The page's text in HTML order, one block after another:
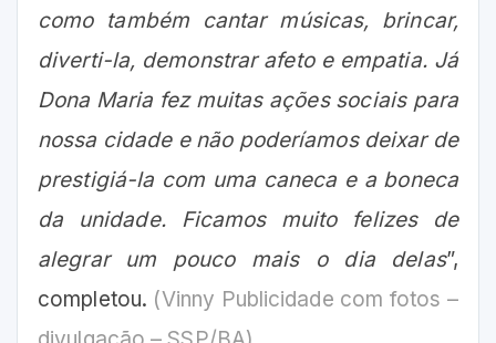
como também cantar músicas, brincar,
diverti-la, demonstrar afeto e empatia. Já
Dona Maria fez muitas ações sociais para
nossa cidade e não poderíamos deixar de
prestigiá-la com uma caneca e a boneca
da unidade. Ficamos muito felizes de
alegrar um pouco mais o dia delas”,
completou. (Vinny Publicidade com fotos –